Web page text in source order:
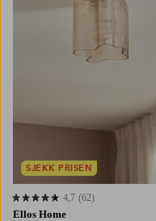
Ellos Home
4,7 basert på 62 karaktergivninger
4,7 (62)
SJEKK PRISEN